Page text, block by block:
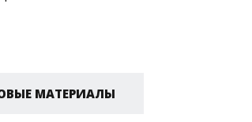
МАТЕРИАЛЫ